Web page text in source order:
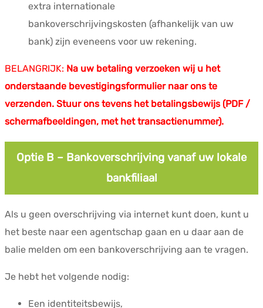
extra internationale
bankoverschrijvingskosten (afhankelijk van uw
bank) zijn eveneens voor uw rekening.
BELANGRIJK: Na uw betaling verzoeken wij u het
onderstaande bevestigingsformulier naar ons te
verzenden. Stuur ons tevens het betalingsbewijs (PDF /
schermafbeeldingen, met het transactienummer).
Optie B – Bankoverschrijving vanaf uw lokale
bankfiliaal
Als u geen overschrijving via internet kunt doen, kunt u
het beste naar een agentschap gaan en u daar aan de
balie melden om een bankoverschrijving aan te vragen.
Je hebt het volgende nodig:
Een identiteitsbewijs,